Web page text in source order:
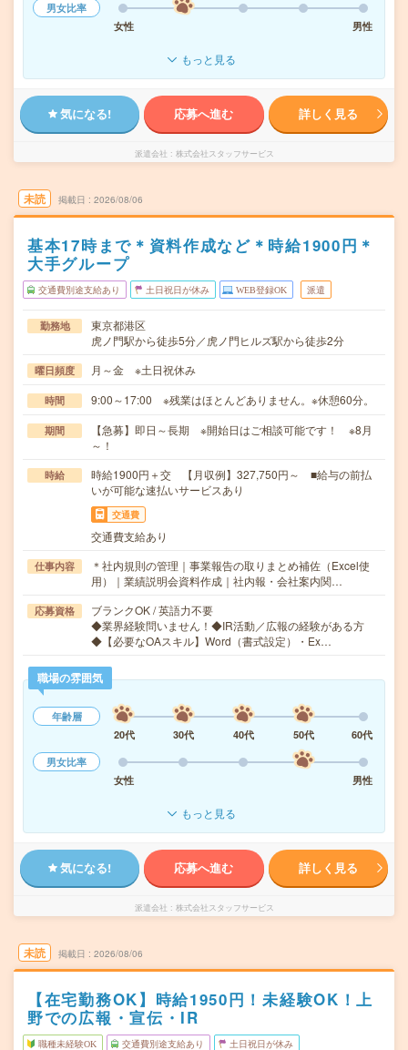
男女比率
女性
男性
もっと見る
気になる! 応募へ進む 詳しく見る
派遣会社 株式会社スタッフサービス
未読 掲載日 2026/08/06
基本17時まで＊資料作成など＊時給1900円＊
大手グループ
交通費別途支給あり 土日祝日が休み WEB登録OK 派遣
勤務地
東京都港区
虎ノ門駅から徒歩5分／虎ノ門ヒルズ駅から徒歩2分
曜日頻度 月～金 ※土日祝休み
時間 9:00～17:00 ※残業はほとんどありません。※休憩60分。
期間
【急募】即日～長期 ※開始日はご相談可能です！ ※8月
～！
時給
時給1900円＋交 【月収例】327,750円～ ■給与の前払
いが可能な速払いサービスあり
交通費
交通費支給あり
仕事内容
＊社内規則の管理｜事業報告の取りまとめ補佐（Excel使
用）｜業績説明会資料作成｜社内報・会社案内関…
応募資格
ブランクOK / 英語力不要
◆業界経験問いません！◆IR活動／広報の経験がある方
◆【必要なOAスキル】Word（書式設定）・Ex…
職場の雰囲気
年齢層
20代
30代 40代 50代
60代
男女比率
女性
男性
もっと見る
気になる! 応募へ進む 詳しく見る
派遣会社 株式会社スタッフサービス
未読 掲載日 2026/08/06
【在宅勤務OK】時給1950円！未経験OK！上
野での広報・宣伝・IR
職種未経験OK 交通費別途支給あり 土日祝日が休み